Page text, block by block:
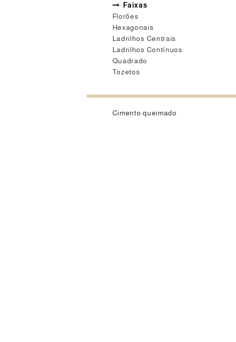
Faixas
Florões
Hexagonais
Ladrilhos Centrais
Ladrilhos Contínuos
Quadrado
Tozetos
Cimento queimado